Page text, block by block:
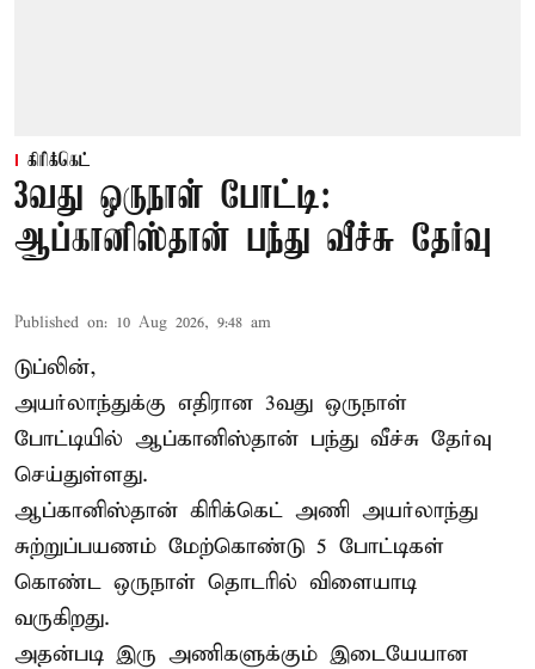
கிரிக்கெட்
3வது ஒருநாள் போட்டி:
ஆப்கானிஸ்தான் பந்து வீச்சு தேர்வு
Published on: 10 Aug 2026, 9:48 am
டுப்லின்,
அயர்லாந்துக்கு எதிரான 3வது ஒருநாள்
போட்டியில் ஆப்கானிஸ்தான் பந்து வீச்சு தேர்வு
செய்துள்ளது.
ஆப்கானிஸ்தான் கிரிக்கெட் அணி அயர்லாந்து
சுற்றுப்பயணம் மேற்கொண்டு 5 போட்டிகள்
கொண்ட ஒருநாள் தொடரில் விளையாடி
வருகிறது.
அதன்படி இரு அணிகளுக்கும் இடையேயான